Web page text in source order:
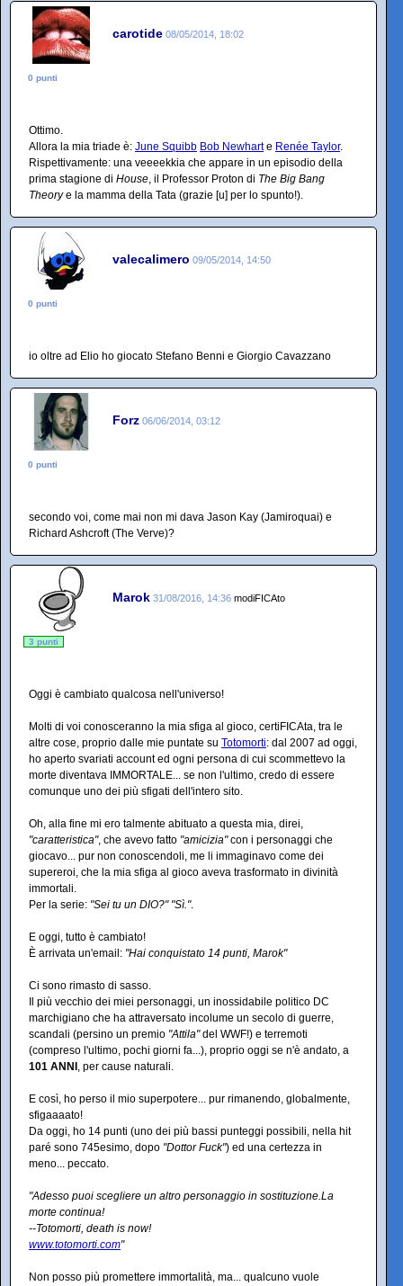
carotide 08/05/2014, 18:02
0 punti
Ottimo.
Allora la mia triade è: June Squibb Bob Newharte Renée Taylor.
Rispettivamente: una veeeekkia che appare in un episodio della
prima stagione di House, il Professor Proton di The Big Bang
Theorye la mamma della Tata (grazie [u] per lo spunto!).
valecalimero 09/05/2014, 14:50
0 punti
io oltre ad Elio ho giocato Stefano Benni e Giorgio Cavazzano
Forz 06/06/2014, 03:12
0 punti
secondo voi, come mai non mi dava Jason Kay (Jamiroquai) e
Richard Ashcroft (The Verve)?
Marok 31/08/2016, 14:36 modiFICAto
3 punti
Oggi è cambiato qualcosa nell'universo!
Molti di voi conosceranno la mia sfiga al gioco, certiFICAta, tra le
altre cose, proprio dalle mie puntate su Totomorti: dal 2007 ad oggi,
ho aperto svariati account ed ogni persona di cui scommettevo la
morte diventava IMMORTALE... se non l'ultimo, credo di essere
comunque uno dei più sfigati dell'intero sito.
Oh, alla fine mi ero talmente abituato a questa mia, direi,
"caratteristica", che avevo fatto "amicizia"con i personaggi che
giocavo... pur non conoscendoli, me li immaginavo come dei
supereroi, che la mia sfiga al gioco aveva trasformato in divinità
immortali.
Per la serie: "Sei tu un DIO?" "Sì.".
E oggi, tutto è cambiato!
È arrivata un'email: "Hai conquistato 14 punti, Marok"
Ci sono rimasto di sasso.
Il più vecchio dei miei personaggi, un inossidabile politico DC
marchigiano che ha attraversato incolume un secolo di guerre,
scandali (persino un premio "Attila"del WWF!) e terremoti
(compreso l'ultimo, pochi giorni fa...), proprio oggi se n'è andato, a
101 ANNI , per cause naturali.
E così, ho perso il mio superpotere... pur rimanendo, globalmente,
sfigaaaato!
Da oggi, ho 14 punti (uno dei più bassi punteggi possibili, nella hit
paré sono 745esimo, dopo "Dottor Fuck") ed una certezza in
meno... peccato.
"Adesso puoi scegliere un altro personaggio in sostituzione.La
morte continua!
--Totomorti, death is now!
www.totomorti.com"
Non posso più promettere immortalità, ma... qualcuno vuole